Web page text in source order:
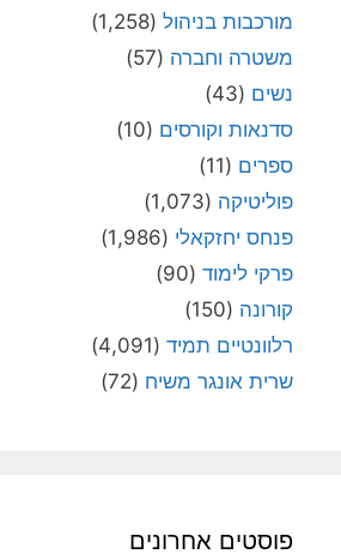
מורכבות בניהול (1,258)
משטרה וחברה (57)
נשים (43)
סדנאות וקורסים (10)
ספרים (11)
פוליטיקה (1,073)
פנחס יחזקאלי (1,986)
פרקי לימוד (90)
קורונה (150)
רלוונטיים תמיד (4,091)
שרית אונגר משיח (72)
פוסטים אחרונים